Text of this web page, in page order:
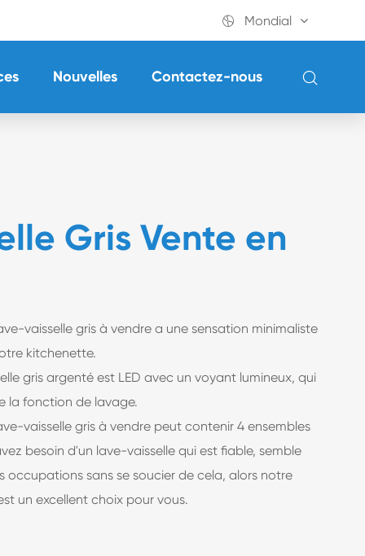
 Mondial
Nouvelles Contactez-nous 
Gris Vente en
vaisselle gris à vendre a une sensation minimaliste
kitchenette.
gris argenté est LED avec un voyant lumineux, qui
la fonction de lavage.
vaisselle gris à vendre peut contenir 4 ensembles
besoin d'un lave-vaisselle qui est fiable, semble
occupations sans se soucier de cela, alors notre
un excellent choix pour vous.